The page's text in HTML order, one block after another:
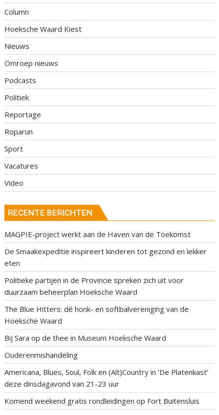
Column
Hoeksche Waard Kiest
Nieuws
Omroep nieuws
Podcasts
Politiek
Reportage
Roparun
Sport
Vacatures
Video
RECENTE BERICHTEN
MAGPIE-project werkt aan de Haven van de Toekomst
De Smaakexpeditie inspireert kinderen tot gezond en lekker
eten
Politieke partijen in de Provincie spreken zich uit voor
duurzaam beheerplan Hoeksche Waard
The Blue Hitters: dé honk- en softbalvereniging van de
Hoeksche Waard
Bij Sara op de thee in Museum Hoeksche Waard
Ouderenmishandeling
Americana, Blues, Soul, Folk en (Alt)Country in ‘De Platenkast’
deze dinsdagavond van 21-23 uur
Komend weekend gratis rondleidingen op Fort Buitensluis